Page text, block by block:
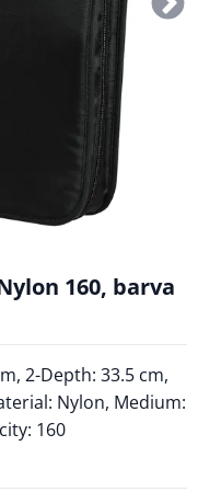
160, barva
2-Depth: 33.5 cm,
Nylon, Medium:
160